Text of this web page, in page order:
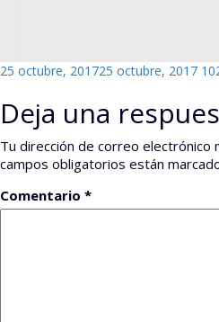
Publicado
25 octubre, 201725 octubre, 2017
Deja una
Tu dirección de correo electrónico
campos obligatorios están
Comentario *